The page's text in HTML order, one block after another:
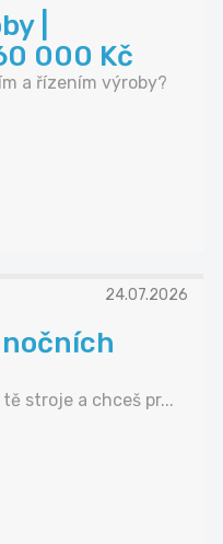
|
000 Kč
a řízením výroby?
24.07.2026
stroje a chceš pr...